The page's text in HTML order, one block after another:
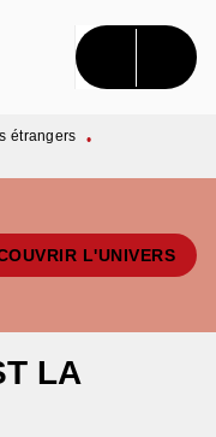
CONTENU
étrangers
•
L'UNIVERS
LA